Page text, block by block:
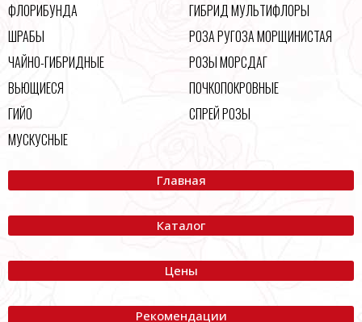
ФЛОРИБУНДА
ШРАБЫ
ЧАЙНО-ГИБРИДНЫЕ
ВЬЮЩИЕСЯ
ГИЙО
МУСКУСНЫЕ
ГИБРИД МУЛЬТИФЛОРЫ
РОЗА РУГОЗА МОРЩИНИСТАЯ
РОЗЫ МОРСДАГ
ПОЧКОПОКРОВНЫЕ
СПРЕЙ РОЗЫ
Главная
Каталог
Цены
Рекомендации